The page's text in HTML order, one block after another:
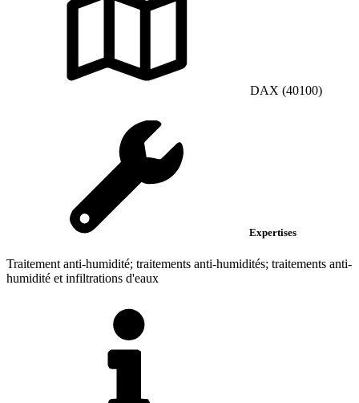
DAX (40100)
Expertises
Traitement anti-humidité; traitements anti-humidités; traitements anti-
humidité et infiltrations d'eaux